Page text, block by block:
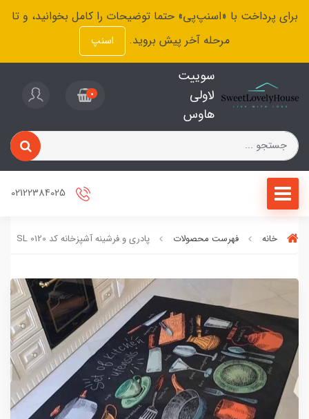
برای پرداخت با «اسنپ‌پی» حتما توضیحات را کامل بخوانید، و تا
مرحله آخر پیش بروید.
اسنپ
سوییت
لاولی
هاوس
0
خانه فهرست محصولات پادری و فرشینه آشپزخانه کد SL 0120